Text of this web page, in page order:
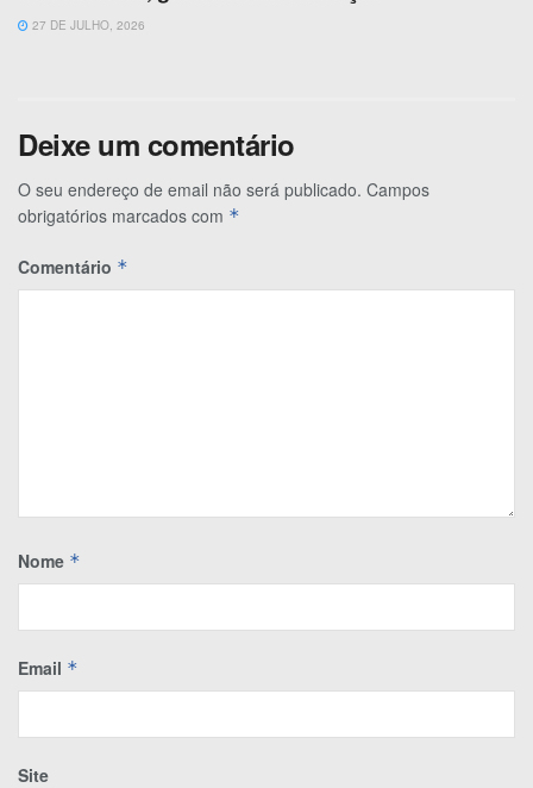
27 DE JULHO, 2026
Deixe um comentário
O seu endereço de email não será publicado. Campos
obrigatórios marcados com *
Comentário *
Nome *
Email *
Site